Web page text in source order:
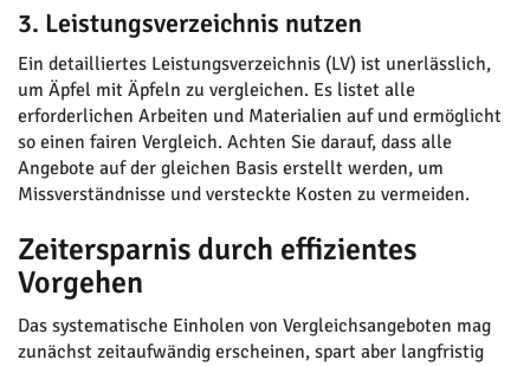
3. Leistungsverzeichnis nutzen
Ein detailliertes Leistungsverzeichnis (LV) ist unerlässlich,
um Äpfel mit Äpfeln zu vergleichen. Es listet alle
erforderlichen Arbeiten und Materialien auf und ermöglicht
so einen fairen Vergleich. Achten Sie darauf, dass alle
Angebote auf der gleichen Basis erstellt werden, um
Missverständnisse und versteckte Kosten zu vermeiden.
Zeitersparnis durch effizientes
Vorgehen
Das systematische Einholen von Vergleichsangeboten mag
zunächst zeitaufwändig erscheinen, spart aber langfristig